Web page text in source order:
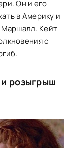
Он и его
в Америку и
Маршалл. Кейт
с
и розыгрыш